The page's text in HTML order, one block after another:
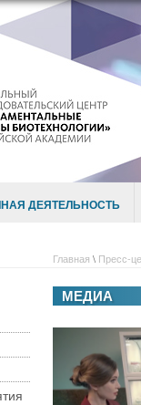
ДЕЯТЕЛЬНОСТЬ
Главная \ Пресс-
МЕДИА